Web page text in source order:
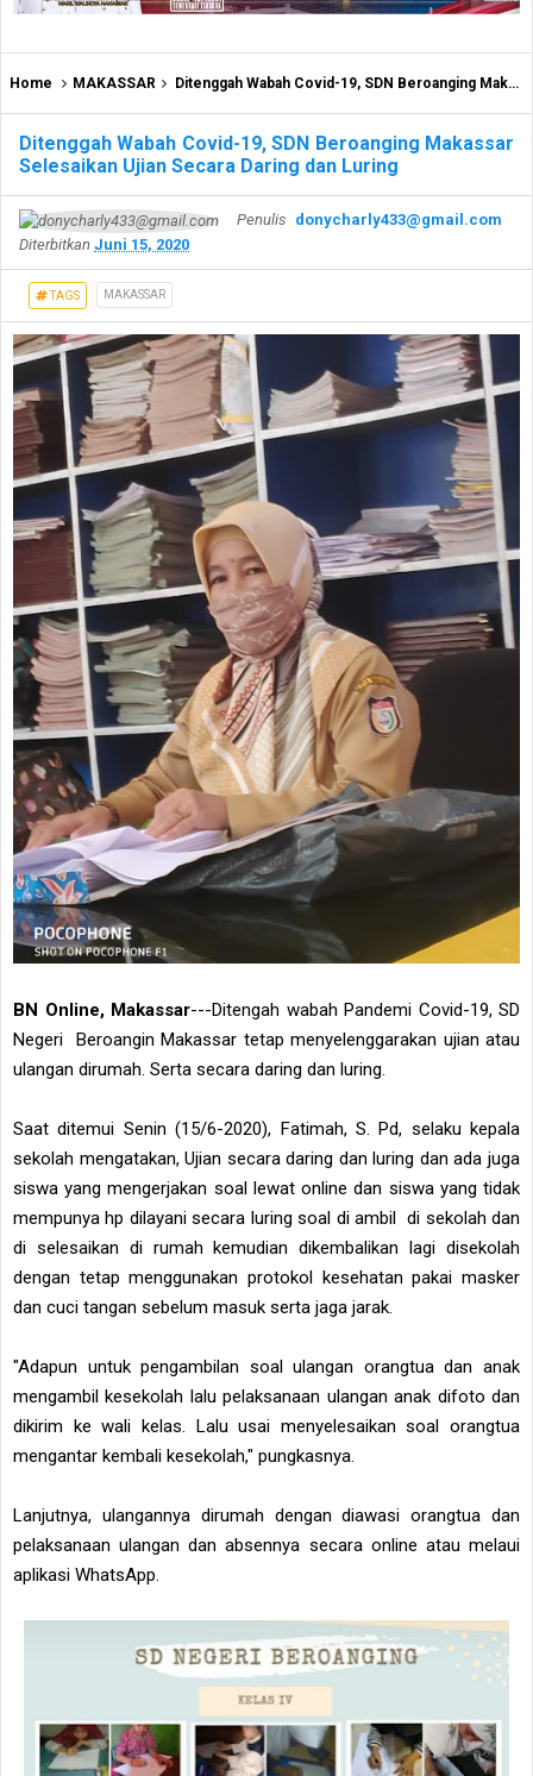
Home MAKASSAR Ditenggah Wabah Covid-19, SDN Beroanging Makassar Selesaikan Ujian Secara Daring dan Luring
Ditenggah Wabah Covid-19, SDN Beroanging Makassar
Selesaikan Ujian Secara Daring dan Luring
Penulis donycharly433@gmail.com
Diterbitkan Juni 15, 2020
TAGS MAKASSAR
BN Online, Makassar---Ditengah wabah Pandemi Covid-19, SD
Negeri Beroangin Makassar tetap menyelenggarakan ujian atau
ulangan dirumah. Serta secara daring dan luring.
Saat ditemui Senin (15/6-2020), Fatimah, S. Pd, selaku kepala
sekolah mengatakan, Ujian secara daring dan luring dan ada juga
siswa yang mengerjakan soal lewat online dan siswa yang tidak
mempunya hp dilayani secara luring soal di ambil di sekolah dan
di selesaikan di rumah kemudian dikembalikan lagi disekolah
dengan tetap menggunakan protokol kesehatan pakai masker
dan cuci tangan sebelum masuk serta jaga jarak.
"Adapun untuk pengambilan soal ulangan orangtua dan anak
mengambil kesekolah lalu pelaksanaan ulangan anak difoto dan
dikirim ke wali kelas. Lalu usai menyelesaikan soal orangtua
mengantar kembali kesekolah," pungkasnya.
Lanjutnya, ulangannya dirumah dengan diawasi orangtua dan
pelaksanaan ulangan dan absennya secara online atau melaui
aplikasi WhatsApp.